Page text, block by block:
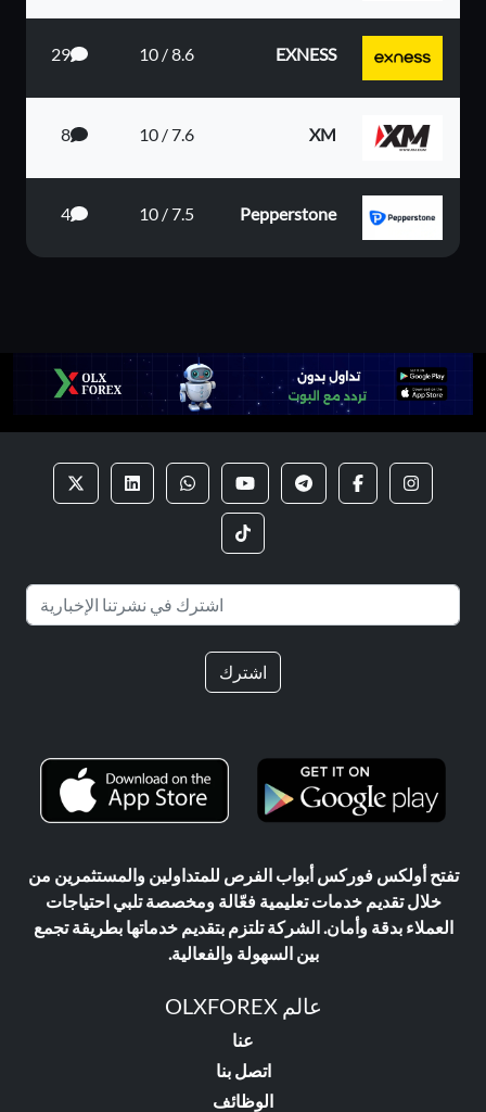
EXNESS
8.6 / 10
29
XM
7.6 / 10
8
Pepperstone
7.5 / 10
4
اشترك
تفتح أولكس فوركس أبواب الفرص للمتداولين والمستثمرين من
خلال تقديم خدمات تعليمية فعّالة ومخصصة تلبي احتياجات
العملاء بدقة وأمان. الشركة تلتزم بتقديم خدماتها بطريقة تجمع
بين السهولة والفعالية.
عالم OLXFOREX
عنا
اتصل بنا
الوظائف